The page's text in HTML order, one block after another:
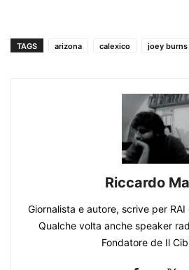
TAGS arizona calexico joey burns
Riccardo
Giornalista e autore, scrive per
Qualche volta anche speaker
Fondatore de Il